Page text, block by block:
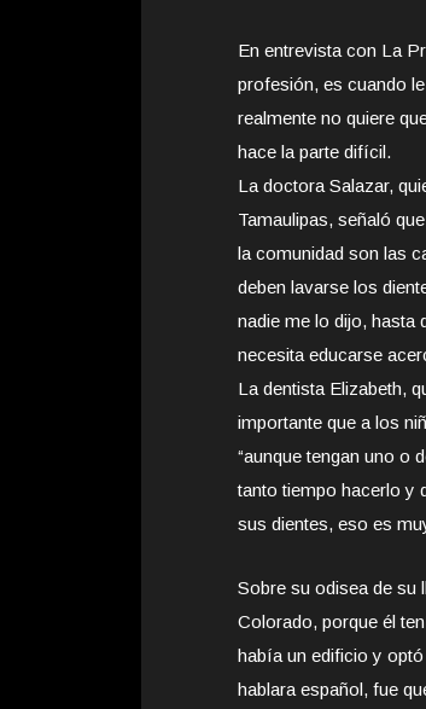
En entrevista con La
profesión, es cuando
realmente no quiere
hace la parte difícil.
La doctora Salazar,
Tamaulipas, señaló
la comunidad son las
deben lavarse los
nadie me lo dijo, hasta
necesita educarse
La dentista Elizabeth,
importante que a los
“aunque tengan uno o
tanto tiempo hacerlo y
sus dientes, eso es
Sobre su odisea de su
Colorado, porque él
había un edificio y
hablara español, fue